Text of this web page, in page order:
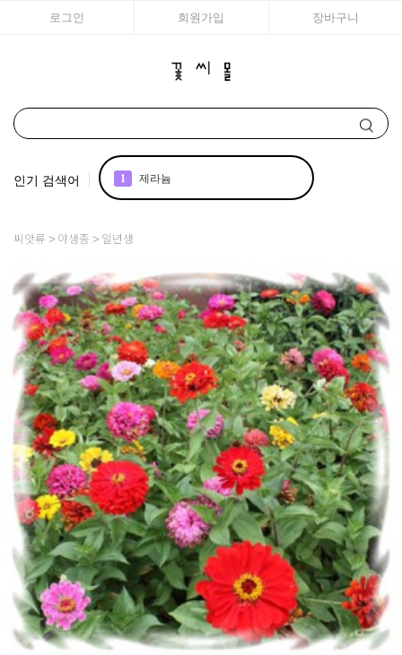
로그인 회원가입 장바구니
인기 검색어 1 제라늄
4 아이비
5 리갈
6 매발톱
7 에키네시아
8 아이비 제라늄
9 플록스
10 대국
씨앗류 야생종 일년생